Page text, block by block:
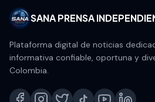
SANA PRENSA
Plataforma digital de noticias
informativa confiable, oportuna y
Colombia.